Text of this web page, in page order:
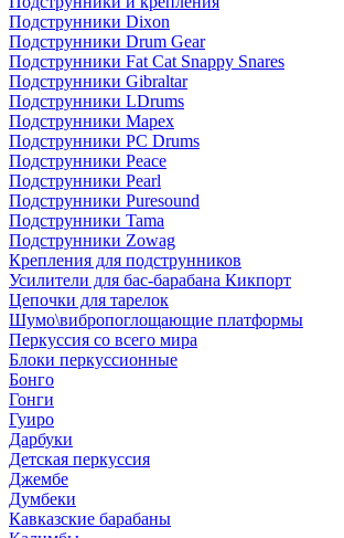
Подструнники Dixon
Подструнники Drum Gear
Подструнники Fat Cat Snappy Snares
Подструнники Gibraltar
Подструнники LDrums
Подструнники Mapex
Подструнники PC Drums
Подструнники Peace
Подструнники Pearl
Подструнники Puresound
Подструнники Tama
Подструнники Zowag
Крепления для подструнников
Усилители для бас-барабана Кикпорт
Цепочки для тарелок
Шумо\вибропоглощающие платформы
Перкуссия со всего мира
Блоки перкуссионные
Бонго
Гонги
Гуиро
Дарбуки
Детская перкуссия
Джембе
Думбеки
Кавказские барабаны